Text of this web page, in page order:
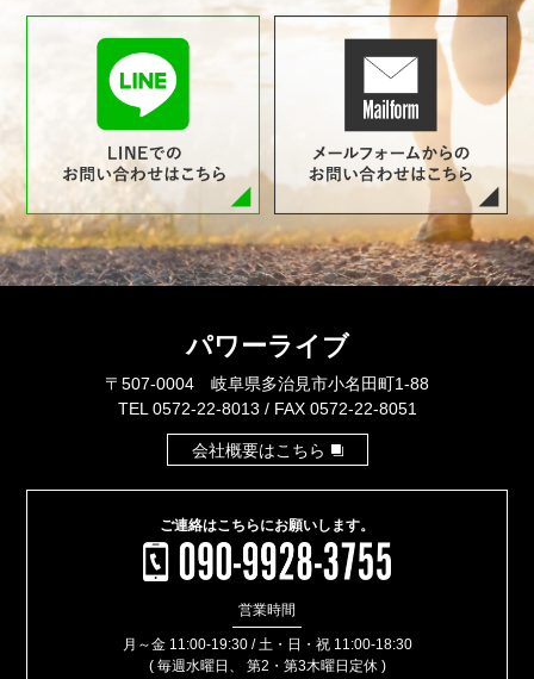
パワーライブ
〒507-0004 岐阜県多治見市小名田町1-88
TEL 0572-22-8013 / FAX 0572-22-8051
会社概要はこちら
ご連絡はこちらにお願いします。
営業時間
月～金 11:00-19:30 / 土・日・祝 11:00-18:30
( 毎週水曜日、 第2・第3木曜日定休 )